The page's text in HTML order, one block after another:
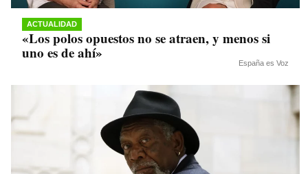
ACTUALIDAD
«Los polos opuestos no se atraen, y menos si
uno es de ahí»
España es Voz